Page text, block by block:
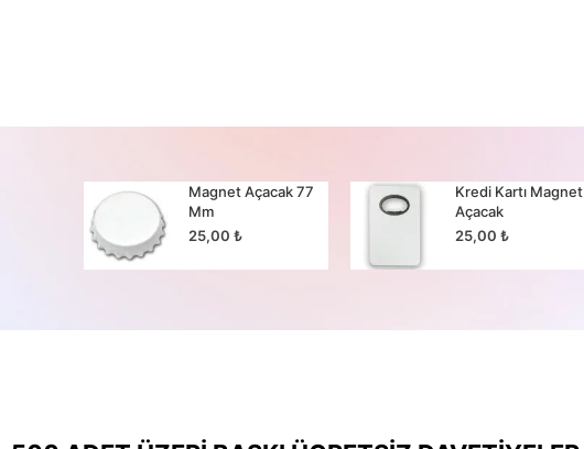
Magnet Açacak 77
Mm
25,00 ₺
Kredi Kartı Magnet
Açacak
25,00₺